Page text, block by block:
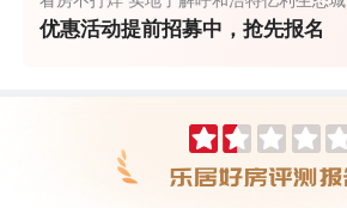
优惠活动提前招募中，抢先报名